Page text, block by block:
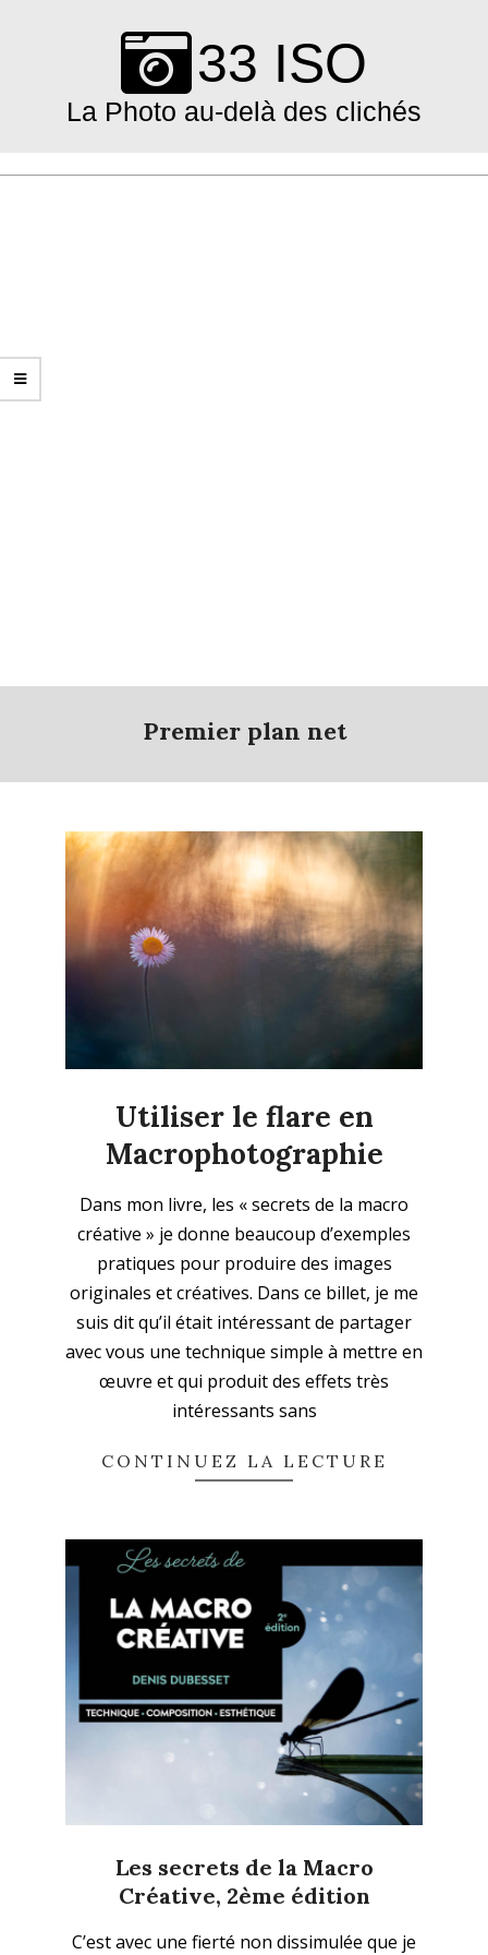
33 ISO
La Photo au-delà des clichés
Primary
Premier plan net
Utiliser le flare en
Macrophotographie
02-
27
Dans mon livre, les « secrets de la macro
créative » je donne beaucoup d’exemples
pratiques pour produire des images
originales et créatives. Dans ce billet, je me
suis dit qu’il était intéressant de partager
avec vous une technique simple à mettre en
œuvre et qui produit des effets très
intéressants sans
CONTINUEZ LA LECTURE
Les secrets de la Macro
Créative, 2ème édition
C’est avec une fierté non dissimulée que je